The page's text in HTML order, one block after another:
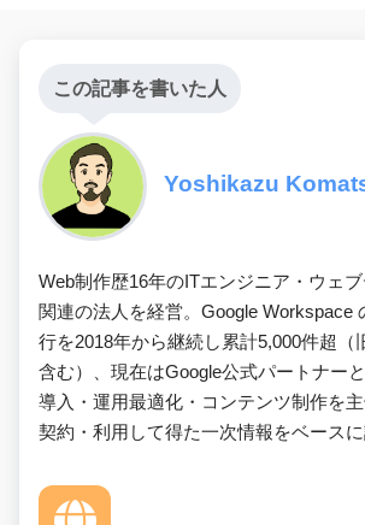
この記事を書いた人
Yoshikazu
Web制作歴16年のITエンジニア・ウェ
関連の法人を経営。Google Workspace
行を2018年から継続し累計5,000件超（
含む）、現在はGoogle公式パートナー
導入・運用最適化・コンテンツ制作を
契約・利用して得た一次情報をベースに